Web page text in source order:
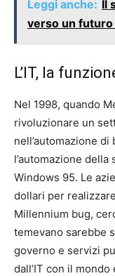
Leggi anche: Il
verso un
L’IT, la
Nel 1998, quando
rivoluzionare un
nell’automazione
l’automazione della
Windows 95. Le
dollari per
Millennium bug,
temevano sarebbe
governo e servizi
dall’IT con il